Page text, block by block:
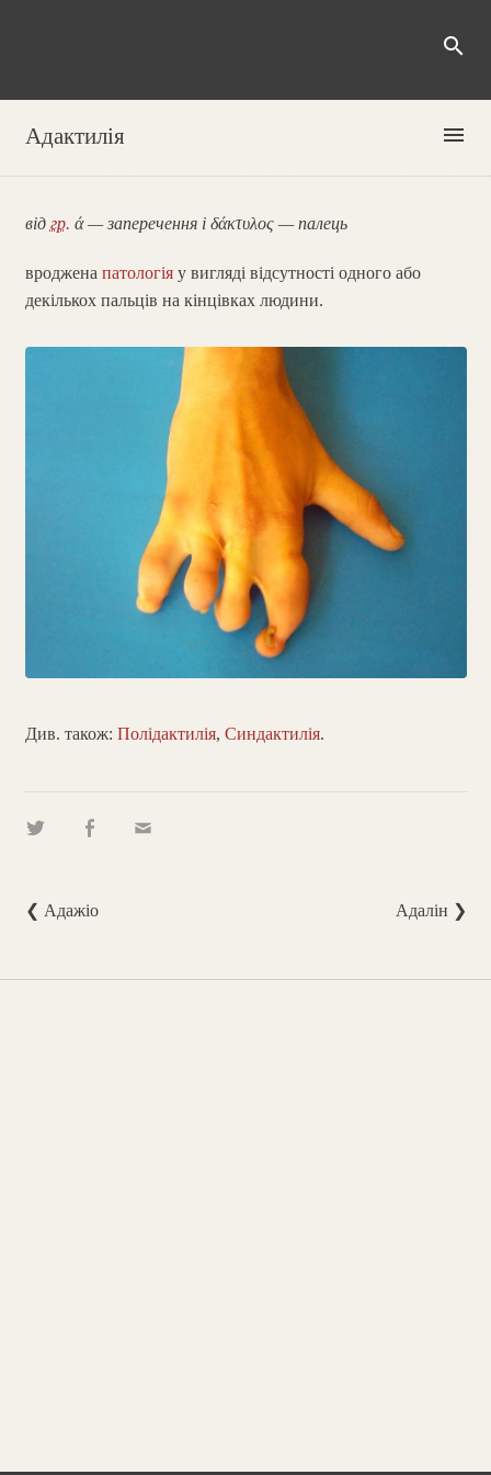
search
Адактилія menu
від гр. ά — заперечення і δάκτυλος — палець
вроджена патологіяу вигляді відсутності одного або
декількох пальців на кінцівках людини.
Див. також: Полідактилія, Синдактилія.
❮ Адажіо Адалін ❯